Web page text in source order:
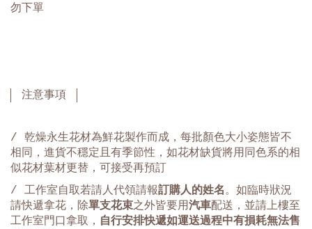
勿下單
注意事項
/ 乾燥永生花材為鮮花製作而成，每批顏色大小姿態皆不
相同，進貨不穩定且有季節性，如花材缺貨將用同色系的相
似花材葉材更替，可接受再預訂
/ 工作室自取若請人代領請報訂購人的姓名。如臨時狀況
請快遞拿花，除單支花束之外皆要用汽車配送，並請上樓至
工作室門口拿取， 自行安排快遞如運送過程中有損耗無法售